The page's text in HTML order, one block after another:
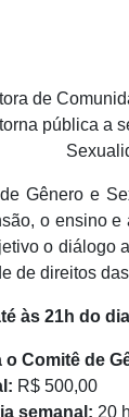
de
pública a
Gênero e
o ensino
o diálogo
de direitos
às 21h do
o Comitê de
R$ 500,00
semanal: 20